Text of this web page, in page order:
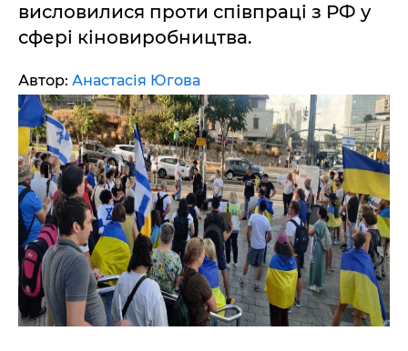
висловилися проти співпраці з РФ у
сфері кіновиробництва.
Автор: Анастасія Югова